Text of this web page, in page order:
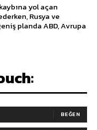
yol açan
Rusya ve
planda ABD, Avrupa
BEĞEN